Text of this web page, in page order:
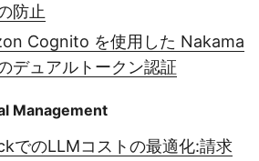
防止
Cognito を使用した Nakama
デュアルトークン認証
Management
でのLLMコストの最適化:請求